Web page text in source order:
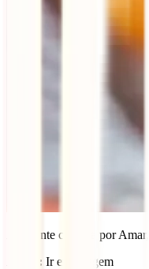
Amarante começa por
Autor: Ir em Viagem